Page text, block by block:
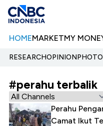
HOMEMARKETMY
RESEARCHOPINIONPHOTO
#perahu terbalik
Perahu
Camat Ikut